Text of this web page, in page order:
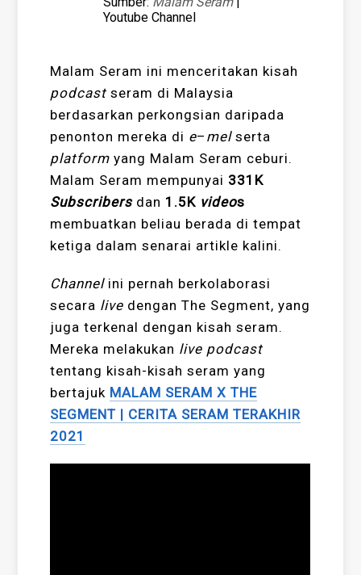
Youtube Channel
Malam Seram ini menceritakan kisah
podcast seram di Malaysia
berdasarkan perkongsian daripada
penonton mereka di e– melserta
platform yang Malam Seram ceburi.
Malam Seram mempunyai 331K
Subscribersdan 1.5K videos
membuatkan beliau berada di tempat
ketiga dalam senarai artikle kalini.
Channelini pernah berkolaborasi
secara live dengan The Segment, yang
juga terkenal dengan kisah seram.
Mereka melakukan live podcast
tentang kisah-kisah seram yang
bertajuk MALAM SERAM X THE
SEGMENT | CERITA SERAM TERAKHIR
2021